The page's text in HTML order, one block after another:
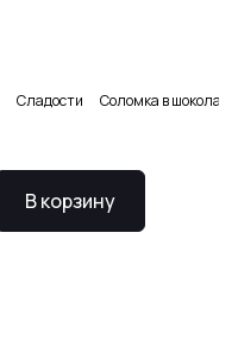
Сладости Соломка в
В корзину